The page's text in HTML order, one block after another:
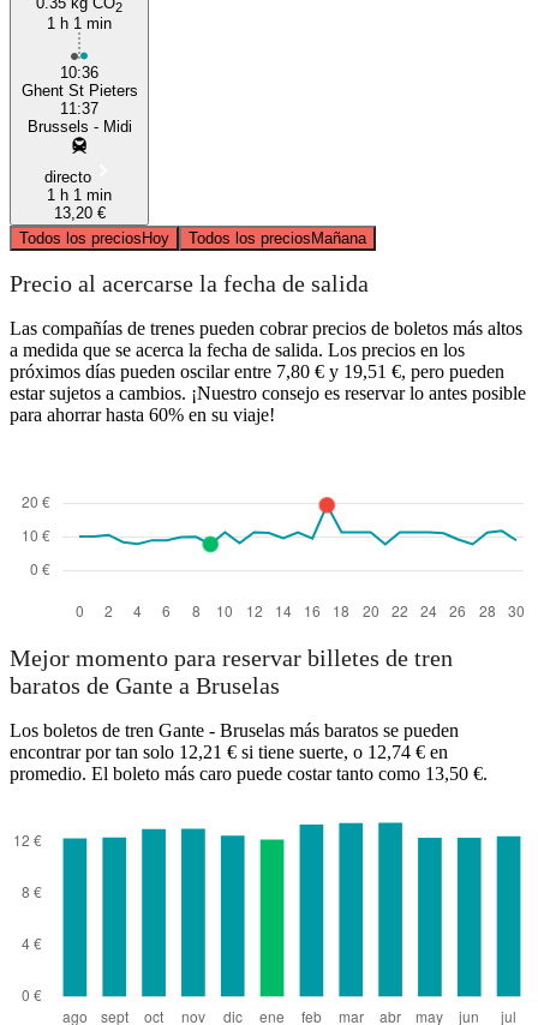
2
1 h 1 min
10:36
Ghent St Pieters
11:37
Brussels - Midi
directo
1 h 1 min
13,20 €
Todos los preciosHoy Todos los preciosMañana
Precio al acercarse la fecha de salida
Las compañías de trenes pueden cobrar precios de boletos más altos
a medida que se acerca la fecha de salida. Los precios en los
próximos días pueden oscilar entre 7,80 € y 19,51 €, pero pueden
estar sujetos a cambios. ¡Nuestro consejo es reservar lo antes posible
para ahorrar hasta 60% en su viaje!
Mejor momento para reservar billetes de tren
baratos de Gante a Bruselas
Los boletos de tren Gante - Bruselas más baratos se pueden
encontrar por tan solo 12,21 € si tiene suerte, o 12,74 € en
promedio. El boleto más caro puede costar tanto como 13,50 €.